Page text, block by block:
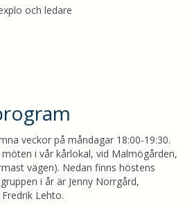
och ledare
veckor på måndagar 18:00-19:30.
i vår kårlokal, vid Malmögården,
vägen). Nedan finns höstens
i år är Jenny Norrgård,
Lehto.